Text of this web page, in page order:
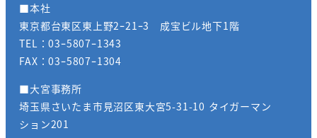
■本社
東京都台東区東上野2ｰ21ｰ3 成宝ビル地下1階
TEL：03ｰ5807ｰ1343
FAX：03ｰ5807ｰ1304
■大宮事務所
埼玉県さいたま市見沼区東大宮5-31-10 タイガーマン
ション201